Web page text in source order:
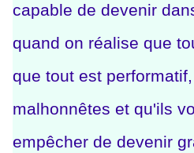
capable de devenir
quand on réalise que
que tout est
malhonnêtes et qu'ils
empêcher de devenir